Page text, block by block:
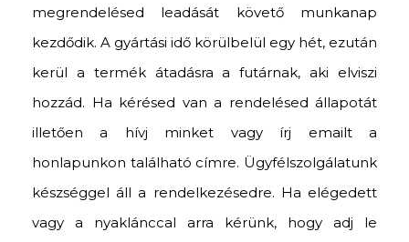
megrendelésed leadását követő munkanap
kezdődik. A gyártási idő körülbelül egy hét, ezután
kerül a termék átadásra a futárnak, aki elviszi
hozzád. Ha kérésed van a rendelésed állapotát
illetően a hívj minket vagy írj emailt a
honlapunkon található címre. Ügyfélszolgálatunk
készséggel áll a rendelkezésedre. Ha elégedett
vagy a nyaklánccal arra kérünk, hogy adj le